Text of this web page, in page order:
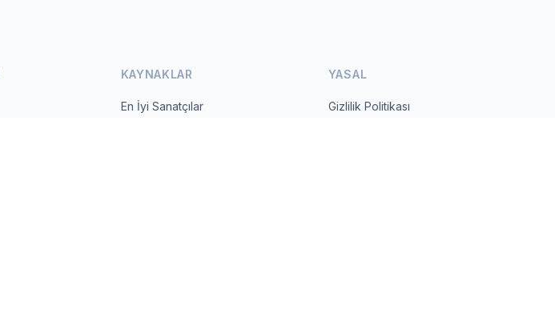
KAYNAKLAR
En İyi Sanatçılar
YASAL
Gizlilik Politikası